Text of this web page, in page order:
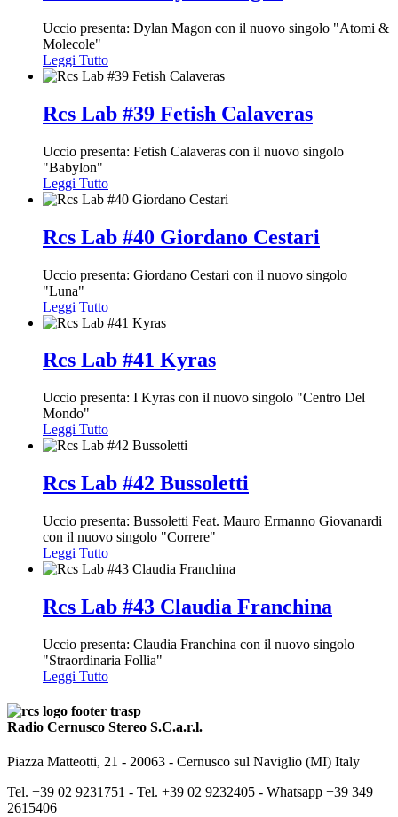
Uccio presenta: Dylan Magon con il nuovo singolo "Atomi &
Molecole"
Leggi Tutto
Rcs Lab #39 Fetish Calaveras
Uccio presenta: Fetish Calaveras con il nuovo singolo
"Babylon"
Leggi Tutto
Rcs Lab #40 Giordano Cestari
Uccio presenta: Giordano Cestari con il nuovo singolo
"Luna"
Leggi Tutto
Rcs Lab #41 Kyras
Uccio presenta: I Kyras con il nuovo singolo "Centro Del
Mondo"
Leggi Tutto
Rcs Lab #42 Bussoletti
Uccio presenta: Bussoletti Feat. Mauro Ermanno Giovanardi
con il nuovo singolo "Correre"
Leggi Tutto
Rcs Lab #43 Claudia Franchina
Uccio presenta: Claudia Franchina con il nuovo singolo
"Straordinaria Follia"
Leggi Tutto
Radio Cernusco Stereo S.C.a.r.l.
Piazza Matteotti, 21 - 20063 - Cernusco sul Naviglio (MI) Italy
Tel. +39 02 9231751 - Tel. +39 02 9232405 - Whatsapp +39 349
2615406